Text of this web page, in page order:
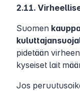
2.11.
Suomen
pidetään
kyseiset lait
Jos